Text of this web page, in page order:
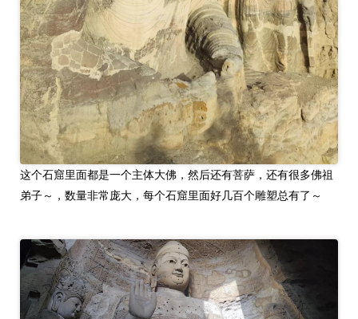
这个石窟里面都是一个主体大佛，然后还有菩萨，还有很多佛祖
弟子～，数量非常庞大，每个石窟里面好几百个雕塑总有了～